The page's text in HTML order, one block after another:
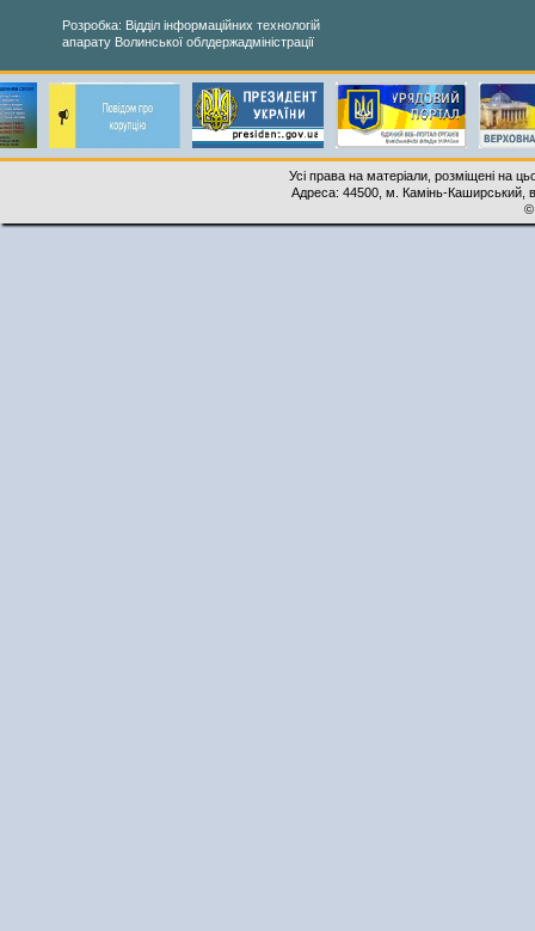
Розробка: Відділ інформаційних технологій
апарату Волинської облдержадміністрації
Усі права на матеріали, розміщені на
Адреса: 44500, м. Камінь-Каширський,
©